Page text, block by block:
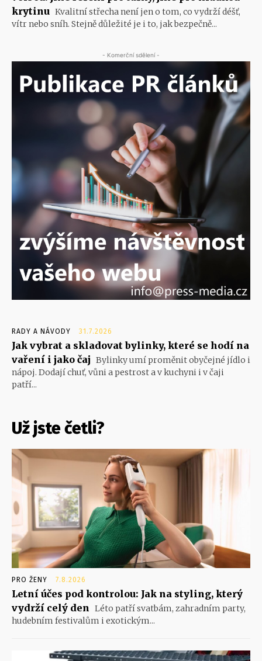
krytinu Kvalitní střecha není jen o tom, co vydrží déšť,
vítr nebo sníh. Stejně důležité je i to, jak bezpečně...
- Komerční sdělení -
RADY A NÁVODY 31.7.2026
Jak vybrat a skladovat bylinky, které se hodí na
vaření i jako čaj Bylinky umí proměnit obyčejné jídlo i
nápoj. Dodají chuť, vůni a pestrost a v kuchyni i v čaji
patří...
Už jste četli?
PRO ŽENY 7.8.2026
Letní účes pod kontrolou: Jak na styling, který
vydrží celý den
Léto patří svatbám, zahradním party,
hudebním festivalům i exotickým...